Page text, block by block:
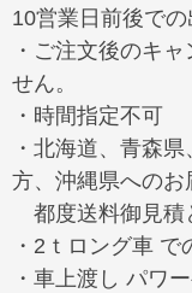
10営業日前後での
・ご注文後のキ
せん。
・時間指定不可
・北海道、青森
方、沖縄県へのお
都度送料御見積
・2ｔロング車 で
・車上渡し パワ